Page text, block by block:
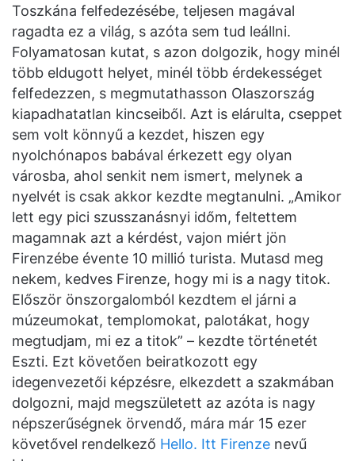
Toszkána felfedezésébe, teljesen magával
ragadta ez a világ, s azóta sem tud leállni.
Folyamatosan kutat, s azon dolgozik, hogy minél
több eldugott helyet, minél több érdekességet
felfedezzen, s megmutathasson Olaszország
kiapadhatatlan kincseiből. Azt is elárulta, cseppet
sem volt könnyű a kezdet, hiszen egy
nyolchónapos babával érkezett egy olyan
városba, ahol senkit nem ismert, melynek a
nyelvét is csak akkor kezdte megtanulni. „Amikor
lett egy pici szusszanásnyi időm, feltettem
magamnak azt a kérdést, vajon miért jön
Firenzébe évente 10 millió turista. Mutasd meg
nekem, kedves Firenze, hogy mi is a nagy titok.
Először önszorgalomból kezdtem el járni a
múzeumokat, templomokat, palotákat, hogy
megtudjam, mi ez a titok” – kezdte történetét
Eszti. Ezt követően beiratkozott egy
idegenvezetői képzésre, elkezdett a szakmában
dolgozni, majd megszületett az azóta is nagy
népszerűségnek örvendő, mára már 15 ezer
követővel rendelkező Hello. Itt Firenze nevű